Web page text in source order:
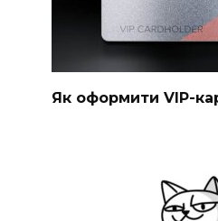
Як оформити VIP-